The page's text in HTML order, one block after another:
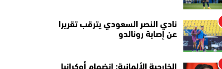
نادي النصر السعودي يترقب تقريرا
عن إصابة رونالدو